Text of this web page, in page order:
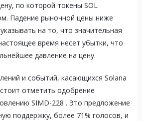
по которой токены SOL
Падение рыночной цены ниже
на то, что значительная
время несет убытки, что
давление на цену.
и событий, касающихся Solana
отметить одобрение
SIMD-228 . Это предложение
поддержку, более 71% голосов, и